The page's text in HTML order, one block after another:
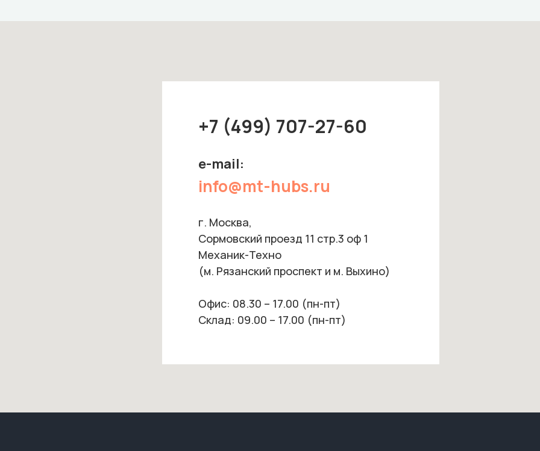
+7 (499) 707-27-60
e-mail:
info@mt-hubs.ru
г. Москва,
Сормовский проезд 11 стр.3 оф 1
Механик-Техно
(м. Рязанский проспект и м. Выхино)
Офис: 08.30 – 17.00 (пн-пт)
Склад: 09.00 – 17.00 (пн-пт)